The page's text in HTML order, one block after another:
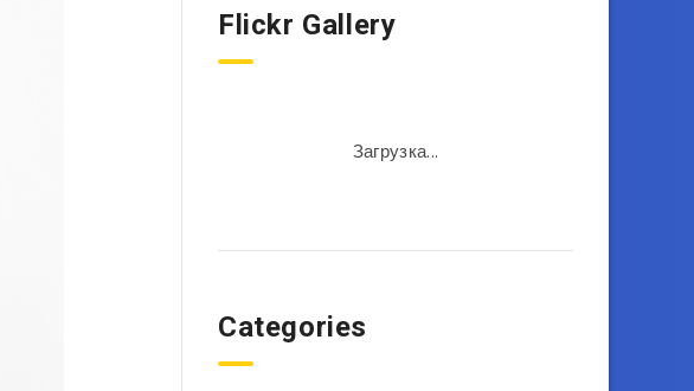
Flickr Gallery
Загрузка...
Categories